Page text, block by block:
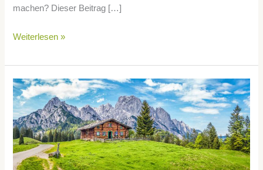
machen? Dieser Beitrag […]
Weiterlesen »
Alpine
Auszeit:
Entdecke
die
Magie
der